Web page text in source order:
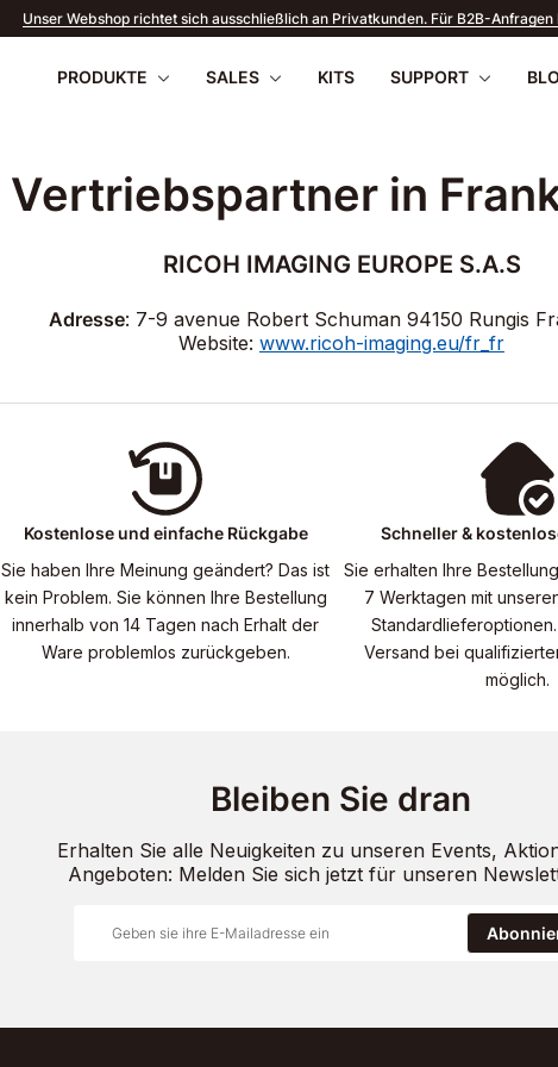
Unser Webshop richtet sich ausschließlich an Privatkunden. Für B2B-
PRODUKTE
WR
SALES
2026
KITS SUPPORT
Vertriebspartner in
RICOH IMAGING EUROPE S.A.S
Adresse: 7-9 avenue Robert Schuman 94150 Rungis
Website: www.ricoh-imaging.eu/fr_fr
Kostenlose und einfache Rückgabe
Sie haben Ihre Meinung geändert? Das ist
kein Problem. Sie können Ihre Bestellung
innerhalb von 14 Tagen nach Erhalt der
Ware problemlos zurückgeben.
Schneller &
Sie erhalten Ihre
7 Werktagen mit
Versand bei
möglich.
Bleiben Sie dran
Erhalten Sie alle Neuigkeiten zu unseren Events,
Angeboten: Melden Sie sich jetzt für unseren